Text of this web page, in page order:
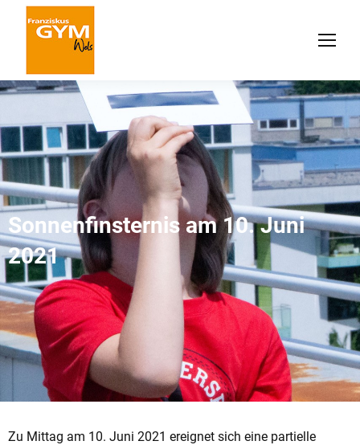
Sonnenfinsternis am 10. Juni
2021
Zu Mittag am 10. Juni 2021 ereignet sich eine partielle